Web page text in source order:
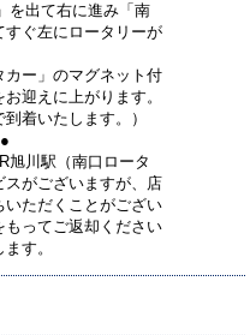
を出て右に進み「南
すぐ左にロータリーが
カー」のマグネット付
迎えに上がります。
着いたします。）
旭川駅（南口ロータ
スがございますが、店
ただくことがござい
もってご返却ください
す。